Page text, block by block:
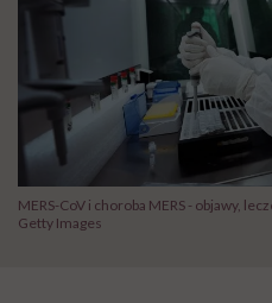
MERS-CoV i choroba MERS - objawy,
Getty Images